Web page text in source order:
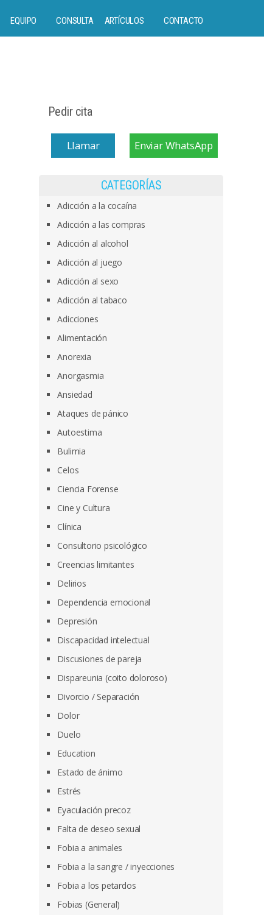
EQUIPO CONSULTA ARTÍCULOS CONTACTO
Pedir cita
Llamar Enviar WhatsApp
CATEGORÍAS
Adicción a la cocaína
Adicción a las compras
Adicción al alcohol
Adicción al juego
Adicción al sexo
Adicción al tabaco
Adicciones
Alimentación
Anorexia
Anorgasmia
Ansiedad
Ataques de pánico
Autoestima
Bulimia
Celos
Ciencia Forense
Cine y Cultura
Clínica
Consultorio psicológico
Creencias limitantes
Delirios
Dependencia emocional
Depresión
Discapacidad intelectual
Discusiones de pareja
Dispareunia (coito doloroso)
Divorcio / Separación
Dolor
Duelo
Education
Estado de ánimo
Estrés
Eyaculación precoz
Falta de deseo sexual
Fobia a animales
Fobia a la sangre / inyecciones
Fobia a los petardos
Fobias (General)